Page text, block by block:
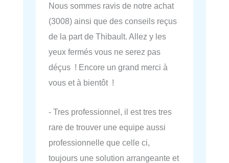
Nous sommes ravis de notre achat
(3008) ainsi que des conseils reçus
de la part de Thibault. Allez y les
yeux fermés vous ne serez pas
déçus ! Encore un grand merci à
vous et à bientôt !
- Tres professionnel, il est tres tres
rare de trouver une equipe aussi
professionnelle que celle ci,
toujours une solution arrangeante et